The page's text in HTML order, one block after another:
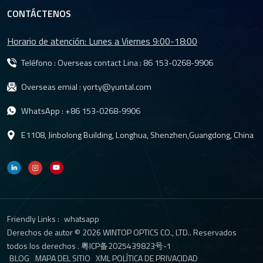
públicos.3. Cómo los sistemas de vigilancia con IA dependen de la
calidad de la lente.La inteligencia artificial se ha convertido en un
ciudades inteligentes, permitiendo funciones como el
reconocimiento facial, el análisis de comportamientos anómalos
estas tecnologías depende en gran medida de la calidad de la
imagen. Una lente de alta resolución para sistemas de
videovigilancia con IA permite a las cámaras capturar detalles
más finos, garantizando que los algoritmos de IA reciban datos
grado industrial diseñada para exteriores puede mantener un
rendimiento estable a pesar de las condiciones climáticas
continuo las 24 horas del día, los 7 días de la semana. Esto es
especialmente importante en aplicaciones de videovigilancia para
ciudades inteligentes en exteriores, donde la fiabilidad del
sistema repercute directamente en la seguridad pública y la
eficiencia operativa.4. Elección del objetivo adecuado para
CONTÁCTENOS
Horario de atención: Lunes a Viernes 9:00-18:00
Teléfono : Overseas contact Lina : 86 153-0268-9906
Overseas emial :yorty@yuntal.com
WhatsApp : +86 153-0268-9906
E1108, Jinbolong Building, Longhua, Shenzhen,Guangdong, China
Friendly Links : whatsapp
Derechos de autor © 2026 WINTOP OPTICS CO., LTD.. Reservados
todos los derechos .粤ICP备2025439823号-1
BLOG MAPA DEL SITIO XMLPOLÍTICA DE PRIVACIDAD